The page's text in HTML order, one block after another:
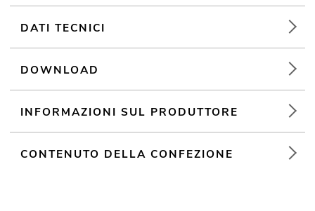
DATI TECNICI
DOWNLOAD
INFORMAZIONI SUL PRODUTTORE
CONTENUTO DELLA CONFEZIONE